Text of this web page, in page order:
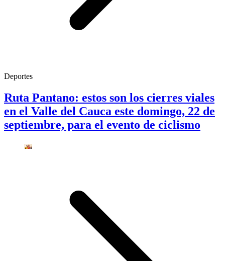
Deportes
Ruta Pantano: estos son los cierres viales
en el Valle del Cauca este domingo, 22 de
septiembre, para el evento de ciclismo